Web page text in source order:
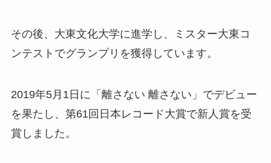
その後、大東文化大学に進学し、ミスター大東コ
ンテストでグランプリを獲得しています。
2019年5月1日に「離さない 離さない」でデビュー
を果たし、第61回日本レコード大賞で新人賞を受
賞しました。